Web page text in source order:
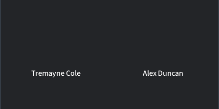
Tremayne Cole Alex Duncan